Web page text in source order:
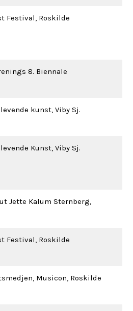
Festival, Roskilde
8. Biennale
kunst, Viby Sj.
Kunst, Viby Sj.
Jette Kalum Sternberg,
Festival, Roskilde
Musicon, Roskilde